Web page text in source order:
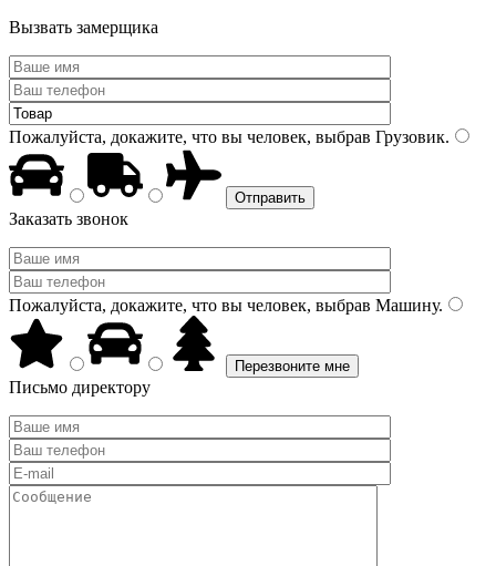
Вызвать замерщика
Пожалуйста, докажите, что вы человек, выбрав Грузовик.
Заказать звонок
Пожалуйста, докажите, что вы человек, выбрав Машину.
Письмо директору